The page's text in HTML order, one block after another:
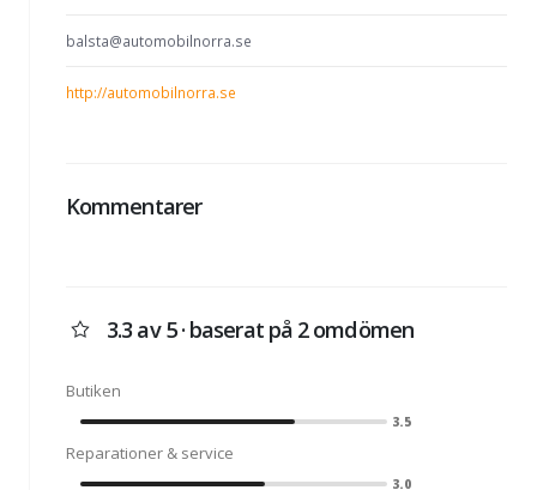
balsta@automobilnorra.se
http://automobilnorra.se
Kommentarer
3.3 av 5 · baserat på 2 omdömen
Butiken
3.5
Reparationer & service
3.0